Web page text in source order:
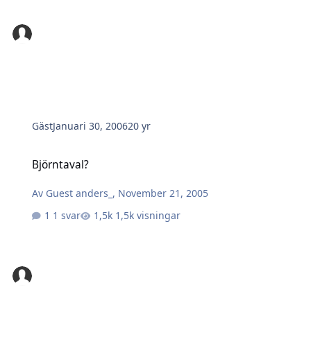
GästJanuari 30, 200620 yr
Björntaval?
Av Guest anders_ , November 21, 2005
1 svar
1,5k visningar